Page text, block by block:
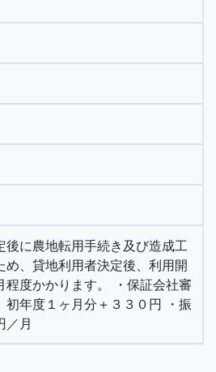
後に農地転用手続き及び造成工
め、貸地利用者決定後、利用開
程度かかります。 ・保証会社審
年度１ヶ月分＋３３０円 ・振
／月